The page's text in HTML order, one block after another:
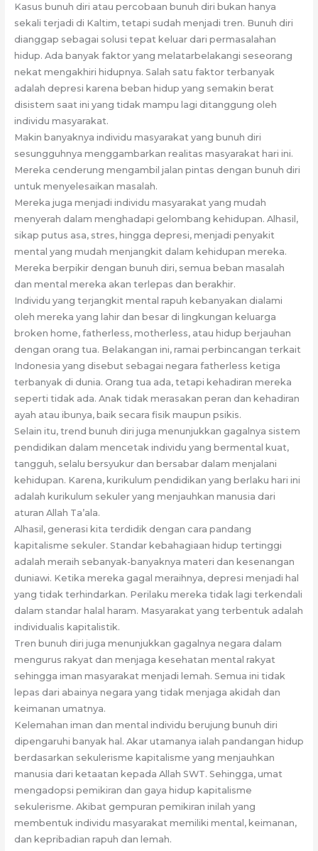
Kasus bunuh diri atau percobaan bunuh diri bukan hanya
sekali terjadi di Kaltim, tetapi sudah menjadi tren. Bunuh diri
dianggap sebagai solusi tepat keluar dari permasalahan
hidup. Ada banyak faktor yang melatarbelakangi seseorang
nekat mengakhiri hidupnya. Salah satu faktor terbanyak
adalah depresi karena beban hidup yang semakin berat
disistem saat ini yang tidak mampu lagi ditanggung oleh
individu masyarakat.
Makin banyaknya individu masyarakat yang bunuh diri
sesungguhnya menggambarkan realitas masyarakat hari ini.
Mereka cenderung mengambil jalan pintas dengan bunuh diri
untuk menyelesaikan masalah.
Mereka juga menjadi individu masyarakat yang mudah
menyerah dalam menghadapi gelombang kehidupan. Alhasil,
sikap putus asa, stres, hingga depresi, menjadi penyakit
mental yang mudah menjangkit dalam kehidupan mereka.
Mereka berpikir dengan bunuh diri, semua beban masalah
dan mental mereka akan terlepas dan berakhir.
Individu yang terjangkit mental rapuh kebanyakan dialami
oleh mereka yang lahir dan besar di lingkungan keluarga
broken home, fatherless, motherless, atau hidup berjauhan
dengan orang tua. Belakangan ini, ramai perbincangan terkait
Indonesia yang disebut sebagai negara fatherless ketiga
terbanyak di dunia. Orang tua ada, tetapi kehadiran mereka
seperti tidak ada. Anak tidak merasakan peran dan kehadiran
ayah atau ibunya, baik secara fisik maupun psikis.
Selain itu, trend bunuh diri juga menunjukkan gagalnya sistem
pendidikan dalam mencetak individu yang bermental kuat,
tangguh, selalu bersyukur dan bersabar dalam menjalani
kehidupan. Karena, kurikulum pendidikan yang berlaku hari ini
adalah kurikulum sekuler yang menjauhkan manusia dari
aturan Allah Ta’ala.
Alhasil, generasi kita terdidik dengan cara pandang
kapitalisme sekuler. Standar kebahagiaan hidup tertinggi
adalah meraih sebanyak-banyaknya materi dan kesenangan
duniawi. Ketika mereka gagal meraihnya, depresi menjadi hal
yang tidak terhindarkan. Perilaku mereka tidak lagi terkendali
dalam standar halal haram. Masyarakat yang terbentuk adalah
individualis kapitalistik.
Tren bunuh diri juga menunjukkan gagalnya negara dalam
mengurus rakyat dan menjaga kesehatan mental rakyat
sehingga iman masyarakat menjadi lemah. Semua ini tidak
lepas dari abainya negara yang tidak menjaga akidah dan
keimanan umatnya.
Kelemahan iman dan mental individu berujung bunuh diri
dipengaruhi banyak hal. Akar utamanya ialah pandangan hidup
berdasarkan sekulerisme kapitalisme yang menjauhkan
manusia dari ketaatan kepada Allah SWT. Sehingga, umat
mengadopsi pemikiran dan gaya hidup kapitalisme
sekulerisme. Akibat gempuran pemikiran inilah yang
membentuk individu masyarakat memiliki mental, keimanan,
dan kepribadian rapuh dan lemah.